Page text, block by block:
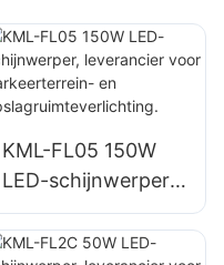
KML-FL05 150W
LED-schijnwerper,
leverancier voor
parkeerterrein- en